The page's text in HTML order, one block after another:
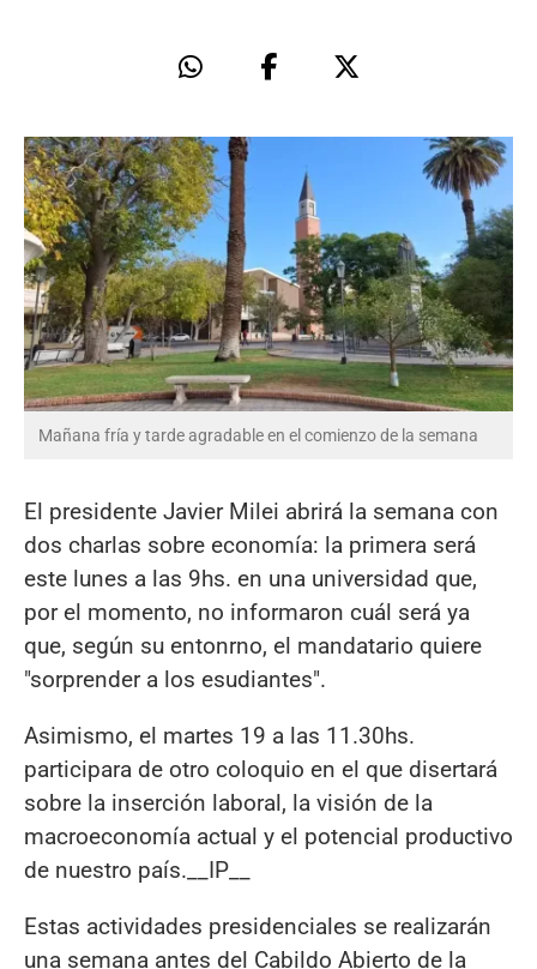
Mañana fría y tarde agradable en el comienzo de la semana
El presidente Javier Milei abrirá la semana con
dos charlas sobre economía: la primera será
este lunes a las 9hs. en una universidad que,
por el momento, no informaron cuál será ya
que, según su entonrno, el mandatario quiere
"sorprender a los esudiantes".
Asimismo, el martes 19 a las 11.30hs.
participara de otro coloquio en el que disertará
sobre la inserción laboral, la visión de la
macroeconomía actual y el potencial productivo
de nuestro país.__IP__
Estas actividades presidenciales se realizarán
una semana antes del Cabildo Abierto de la